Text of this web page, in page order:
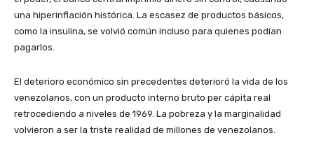
una hiperinflación histórica. La escasez de productos básicos,
como la insulina, se volvió común incluso para quienes podían
pagarlos.
El deterioro económico sin precedentes deterioró la vida de los
venezolanos, con un producto interno bruto per cápita real
retrocediendo a niveles de 1969. La pobreza y la marginalidad
volvieron a ser la triste realidad de millones de venezolanos.